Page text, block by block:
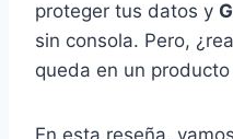
proteger tus datos y
sin consola. Pero,
queda en un